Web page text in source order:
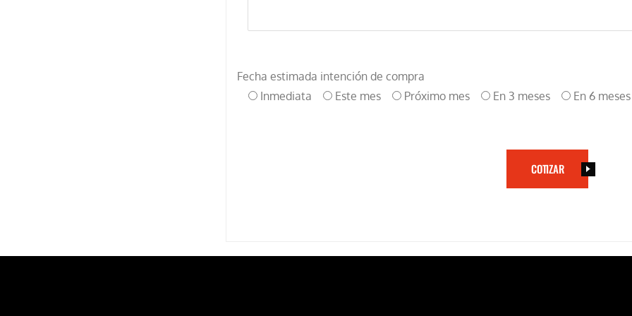
Fecha estimada intención de compra
Inmediata
Este mes Próximo mes En 3 meses En 6 meses
COTIZAR